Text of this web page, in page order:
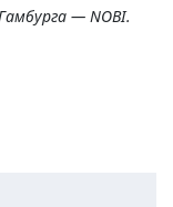
— NOBI.